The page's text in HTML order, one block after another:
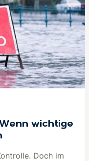
wichtige
Doch im